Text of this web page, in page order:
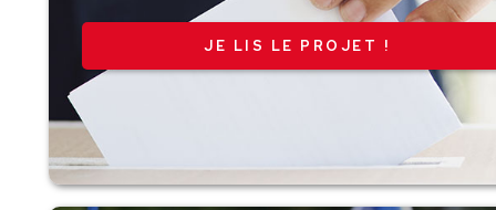
JE LIS LE PROJET !